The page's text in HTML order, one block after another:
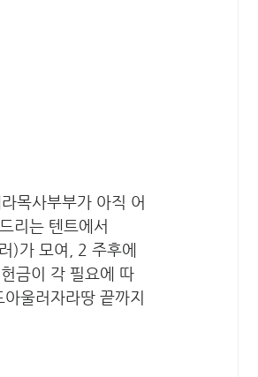
목사부부가 아직 어
리는 텐트에서
금이 각 필요에 따
울러자라땅 끝까지